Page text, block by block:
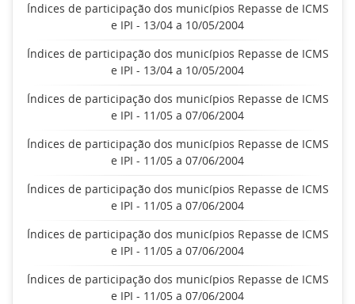
Índices de participação dos municípios Repasse de ICMS
e IPI - 13/04 a 10/05/2004
Índices de participação dos municípios Repasse de ICMS
e IPI - 13/04 a 10/05/2004
Índices de participação dos municípios Repasse de ICMS
e IPI - 11/05 a 07/06/2004
Índices de participação dos municípios Repasse de ICMS
e IPI - 11/05 a 07/06/2004
Índices de participação dos municípios Repasse de ICMS
e IPI - 11/05 a 07/06/2004
Índices de participação dos municípios Repasse de ICMS
e IPI - 11/05 a 07/06/2004
Índices de participação dos municípios Repasse de ICMS
e IPI - 11/05 a 07/06/2004